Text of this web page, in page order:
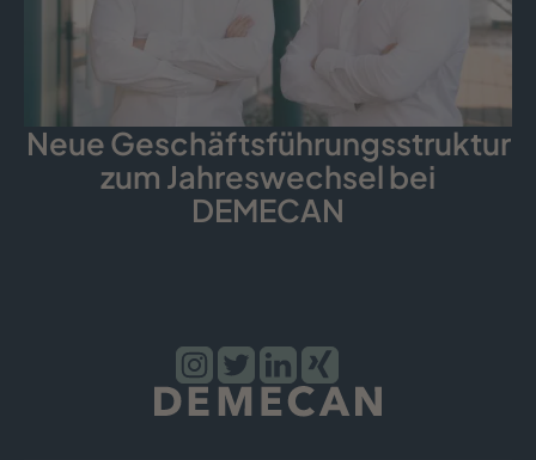
Neue Geschäfts­führungs­struktur
zum Jahreswechsel bei
DEMECAN